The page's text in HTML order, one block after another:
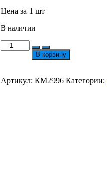
Цена за 1 шт
В наличии
Количество
товара
Авантюрина
В корзину
Артикул:КМ2996 Категории: